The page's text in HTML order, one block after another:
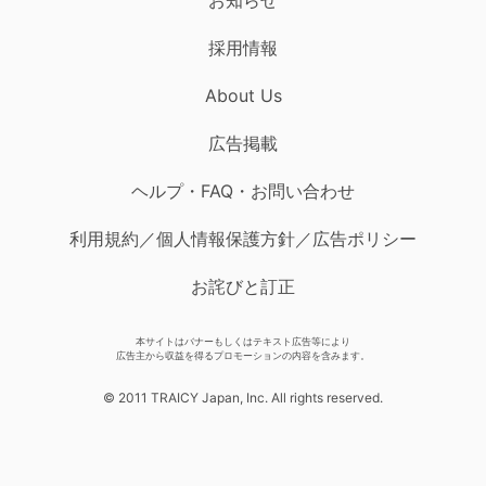
採用情報
About Us
広告掲載
ヘルプ・FAQ・お問い合わせ
利用規約／個人情報保護方針／広告ポリシー
お詫びと訂正
本サイトはバナーもしくはテキスト広告等により
広告主から収益を得るプロモーションの内容を含みます。
© 2011 TRAICY Japan, Inc. All rights reserved.